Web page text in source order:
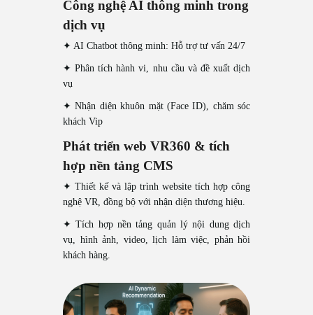
Công nghệ AI thông minh trong
dịch vụ
✦ AI Chatbot thông minh: Hỗ trợ tư vấn 24/7
✦ Phân tích hành vi, nhu cầu và đề xuất dịch
vụ
✦ Nhận diện khuôn mặt (Face ID), chăm sóc
khách Vip
Phát triển web VR360 & tích
hợp nền tảng CMS
✦ Thiết kế và lập trình website tích hợp công
nghệ VR, đồng bộ với nhận diện thương hiệu.
✦ Tích hợp nền tảng quản lý nội dung dịch
vụ, hình ảnh, video, lịch làm việc, phản hồi
khách hàng.